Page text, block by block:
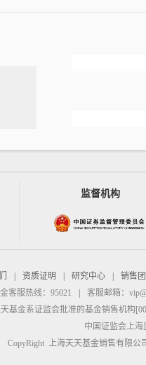
监督机构
资质证明 研究中心
销售
客服热线：95021
客服邮箱：
基金系证监会批准的基金销售机构
中国证监会上
CopyRight 上海天天基金销售有限